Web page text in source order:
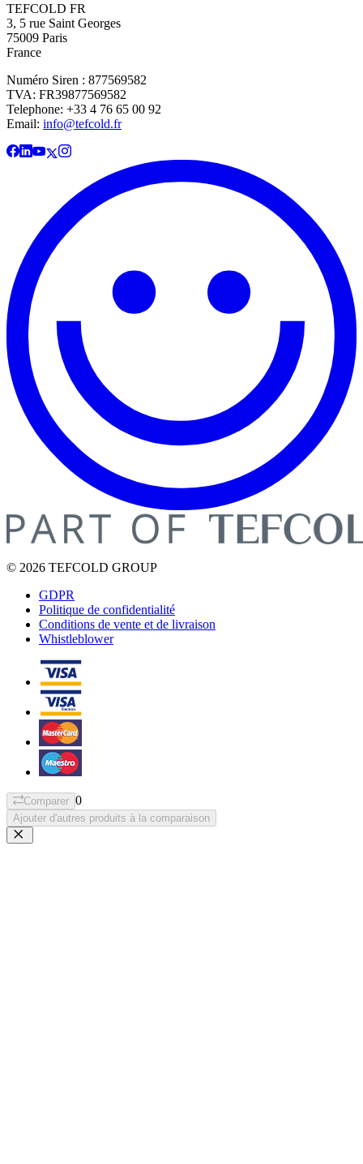
TEFCOLD FR
3, 5 rue Saint Georges
75009 Paris
France
Numéro Siren : 877569582
TVA: FR39877569582
Telephone: +33 4 76 65 00 92
Email: info@tefcold.fr
© 2026 TEFCOLD GROUP
GDPR
Politique de confidentialité
Conditions de vente et de livraison
Whistleblower
Comparer 0
Ajouter d'autres produits à la comparaison